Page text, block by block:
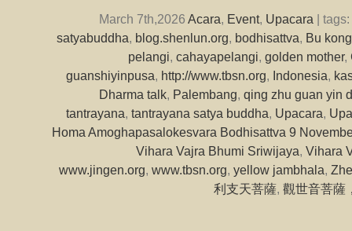
March 7th,2026 Acara, Event, Upacara | tags:
satyabuddha, blog.shenlun.org, bodhisattva, Bu
pelangi, cahayapelangi, golden mother,
guanshiyinpusa, http://www.tbsn.org, Indonesia,
Dharma talk, Palembang, qing zhu guan yin
tantrayana, tantrayana satya buddha, Upacara,
Homa Amoghapasalokesvara Bodhisattva 9
Vihara Vajra Bhumi Sriwijaya, Vihara
www.jingen.org, www.tbsn.org, yellow jambhala,
利支天菩薩, 觀世音菩薩